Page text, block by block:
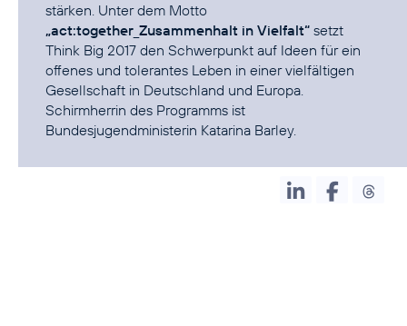
stärken. Unter dem Motto
„act:together_Zusammenhalt in Vielfalt“ setzt
Think Big 2017 den Schwerpunkt auf Ideen für ein
offenes und tolerantes Leben in einer vielfältigen
Gesellschaft in Deutschland und Europa.
Schirmherrin des Programms ist
Bundesjugendministerin Katarina Barley.